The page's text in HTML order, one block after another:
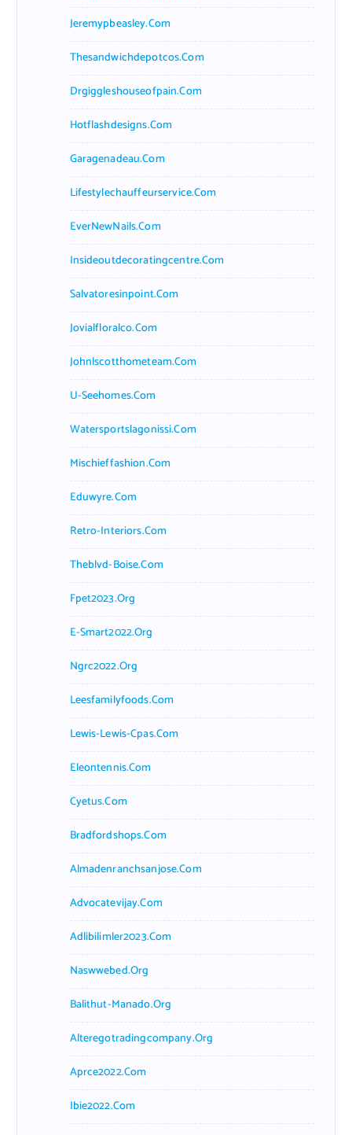
Jeremypbeasley.com
Thesandwichdepotcos.com
Drgiggleshouseofpain.com
Hotflashdesigns.com
Garagenadeau.com
Lifestylechauffeurservice.com
EverNewNails.com
Insideoutdecoratingcentre.com
Salvatoresinpoint.com
Jovialfloralco.com
Johnlscotthometeam.com
U-Seehomes.com
Watersportslagonissi.com
Mischieffashion.com
Eduwyre.com
Retro-Interiors.com
Theblvd-Boise.com
Fpet2023.org
E-Smart2022.org
Ngrc2022.org
Leesfamilyfoods.com
Lewis-Lewis-Cpas.com
Eleontennis.com
Cyetus.com
Bradfordshops.com
Almadenranchsanjose.com
Advocatevijay.com
Adlibilimler2023.com
Naswwebed.org
Balithut-Manado.org
Alteregotradingcompany.org
Aprce2022.com
Ibie2022.com